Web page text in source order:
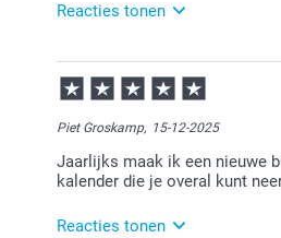
Reacties tonen
18-12-2025
11:30
Bedankt voor je review.
plezier ervan!
Piet Groskamp, 15-12-2025
Jaarlijks maak ik een nieuwe
kalender die je overal kunt
Reacties tonen